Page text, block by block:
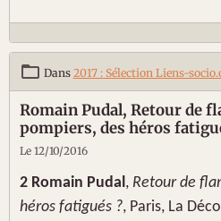
Dans 2017 : Sélection Liens-
Romain Pudal, Retour de
pompiers, des héros
Le 12/10/2016
2 Romain Pudal , Retour de
héros fatigués ?, Paris, La